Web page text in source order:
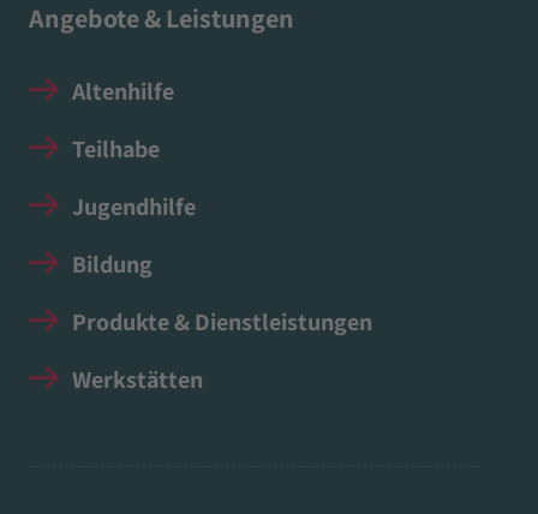
Angebote & Leistungen
Altenhilfe
Teilhabe
Jugendhilfe
Bildung
Produkte & Dienstleistungen
Werkstätten